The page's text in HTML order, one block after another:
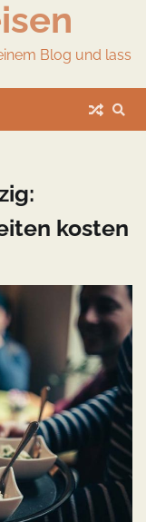
Blog und lass
kosten